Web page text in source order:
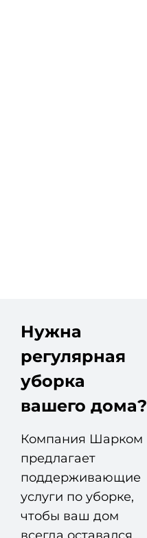
Нужна
регулярная
уборка
вашего дома?
Компания Шарком
предлагает
поддерживающие
услуги по уборке,
чтобы ваш дом